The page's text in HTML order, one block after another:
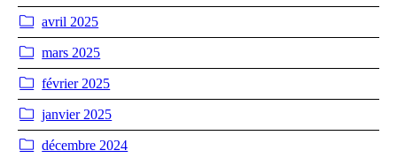
avril 2025
mars 2025
février 2025
janvier 2025
décembre 2024